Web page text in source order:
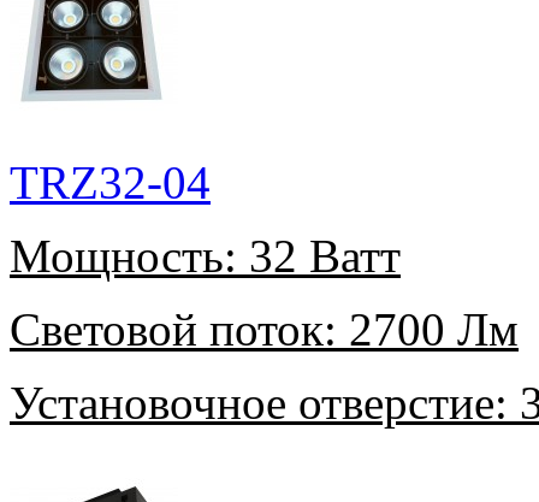
TRZ32-04
Мощность: 32 Ватт
Световой поток: 2700 Лм
Установочное отверстие: